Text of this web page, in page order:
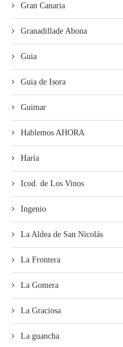
Gran Canaria
Granadillade Abona
Guia
Guia de Isora
Guimar
Hablemos AHORA
Haría
Icod. de Los Vinos
Ingenio
La Aldea de San Nicolás
La Frontera
La Gomera
La Graciosa
La guancha